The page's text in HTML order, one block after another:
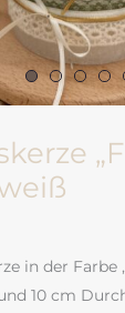
in der Farbe
10 cm